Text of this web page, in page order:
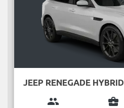
JEEP RENEGADE HYBRID
group business_center